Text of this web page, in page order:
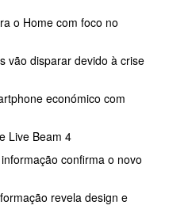
o Home com foco no
vão disparar devido à crise
económico com
Live Beam 4
confirma o novo
revela design e